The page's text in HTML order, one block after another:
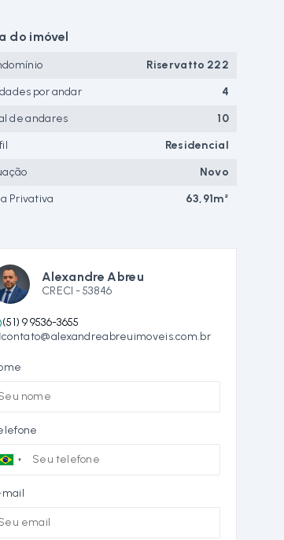
do imóvel
Riservatto 222
por andar
4
de andares
10
Residencial
Novo
Privativa
63,91m²
Alexandre Abreu
CRECI -53846
(51) 9 9536-3655
contato@alexandreabreuimoveis.com.br
mail